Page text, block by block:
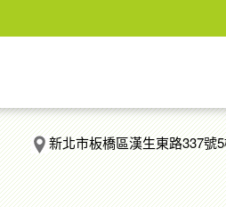
新北市板橋區漢生東路337號